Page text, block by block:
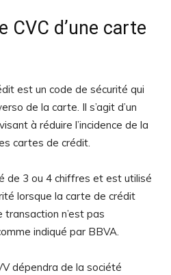
CVC d’une carte
est un code de sécurité qui
de la carte. Il s’agit d’un
à réduire l’incidence de la
cartes de crédit.
de 3 ou 4 chiffres et est utilisé
lorsque la carte de crédit
n’est pas
indiqué par BBVA.
dépendra de la société